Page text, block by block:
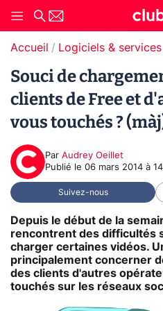
Accueil Logiciels & services
Souci de
clients de Free et
vous touchés ?
Par Audrey Oeillet
Publié le 06 mars 2014 à
Suivez-nous
Depuis le début de la
rencontrent des difficultés
charger certaines vidéos.
principalement concerner
des clients d'autres
touchés sur les réseaux